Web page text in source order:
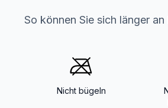
So können Sie sich länger
Nicht bügeln